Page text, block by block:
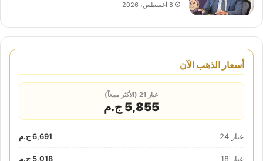
8 أغسطس، 2026
أسعار الذهب الآن
عيار 21 (الأكثر مبيعاً)
5,855 ج.م
عيار 24 6,691 ج.م
عيار 18 5,018 ج.م